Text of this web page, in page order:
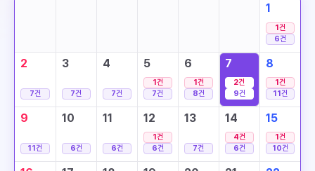
1
1건
6건
2
7건
3
7건
4
7건
5
1건
7건
6
1건
8건
7
2건
9건
8
1건
11건
9
11건
10
6건
11
6건
12
1건
6건
13
7건
14
4건
6건
15
1건
10건